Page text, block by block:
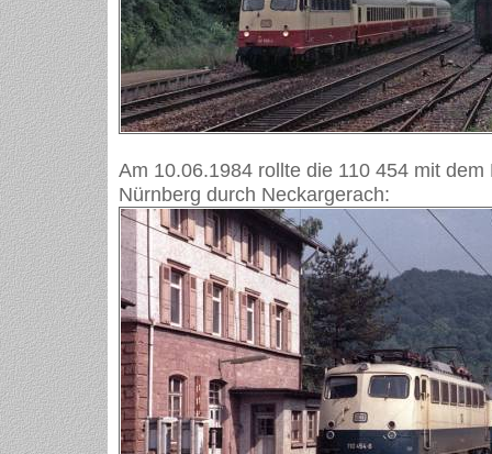
Am 10.06.1984 rollte die 110 454 mit
Nürnberg durch Neckargerach: